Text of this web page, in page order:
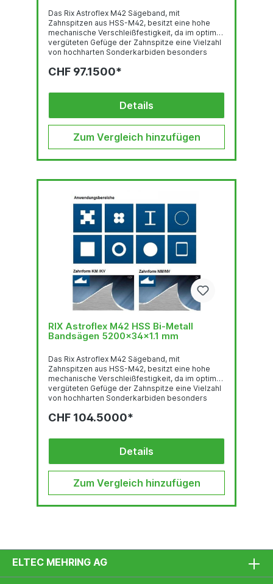
Das Rix Astroflex M42 Sägeband, mit
Zahnspitzen aus HSS-M42, besitzt eine hohe
mechanische Verschleißfestigkeit, da im optimal
vergüteten Gefüge der Zahnspitze eine Vielzahl
von hochharten Sonderkarbiden besonders
in einer temperaturbeständigen martensitischen
für eine sehr gute thermische
Verschleißfestigkeit. Das Trägerband aus
hochlegiertem, chromhaltigen Federstahl ist der
Garant für hervorragende
CHF 97.1500*
Details
Zum Vergleich hinzufügen
RIX Astroflex M42 HSS Bi-Metall
Bandsägen 5200x34x1.1 mm
Das Rix Astroflex M42 Sägeband, mit
Zahnspitzen aus HSS-M42, besitzt eine hohe
mechanische Verschleißfestigkeit, da im optimal
vergüteten Gefüge der Zahnspitze eine Vielzahl
von hochharten Sonderkarbiden besonders
in einer temperaturbeständigen martensitischen
für eine sehr gute thermische
Verschleißfestigkeit. Das Trägerband aus
hochlegiertem, chromhaltigen Federstahl ist der
Garant für hervorragende
CHF 104.5000*
Details
Zum Vergleich hinzufügen
ELTEC MEHRING AG